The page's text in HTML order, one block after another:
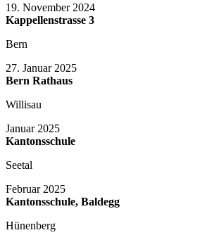
19. November 2024
Kappellenstrasse 3
Bern
27. Januar 2025
Bern Rathaus
Willisau
Januar 2025
Kantonsschule
Seetal
Februar 2025
Kantonsschule, Baldegg
Hünenberg